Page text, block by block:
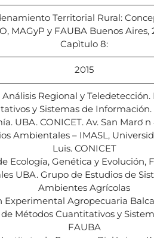
Territorial Rural:
MAGyP y FAUBA Buenos Aires,
Capìtulo 8:
2015
Regional y
y Sistemas de
UBA. CONICET. Av. San Marơ n
Ambientales – IMASL,
Luis. CONICET
Ecología, Genética y Evolución,
UBA. Grupo de Estudios de
Ambientes Agrícolas
Experimental Agropecuaria
Métodos Cuantitativos y
FAUBA